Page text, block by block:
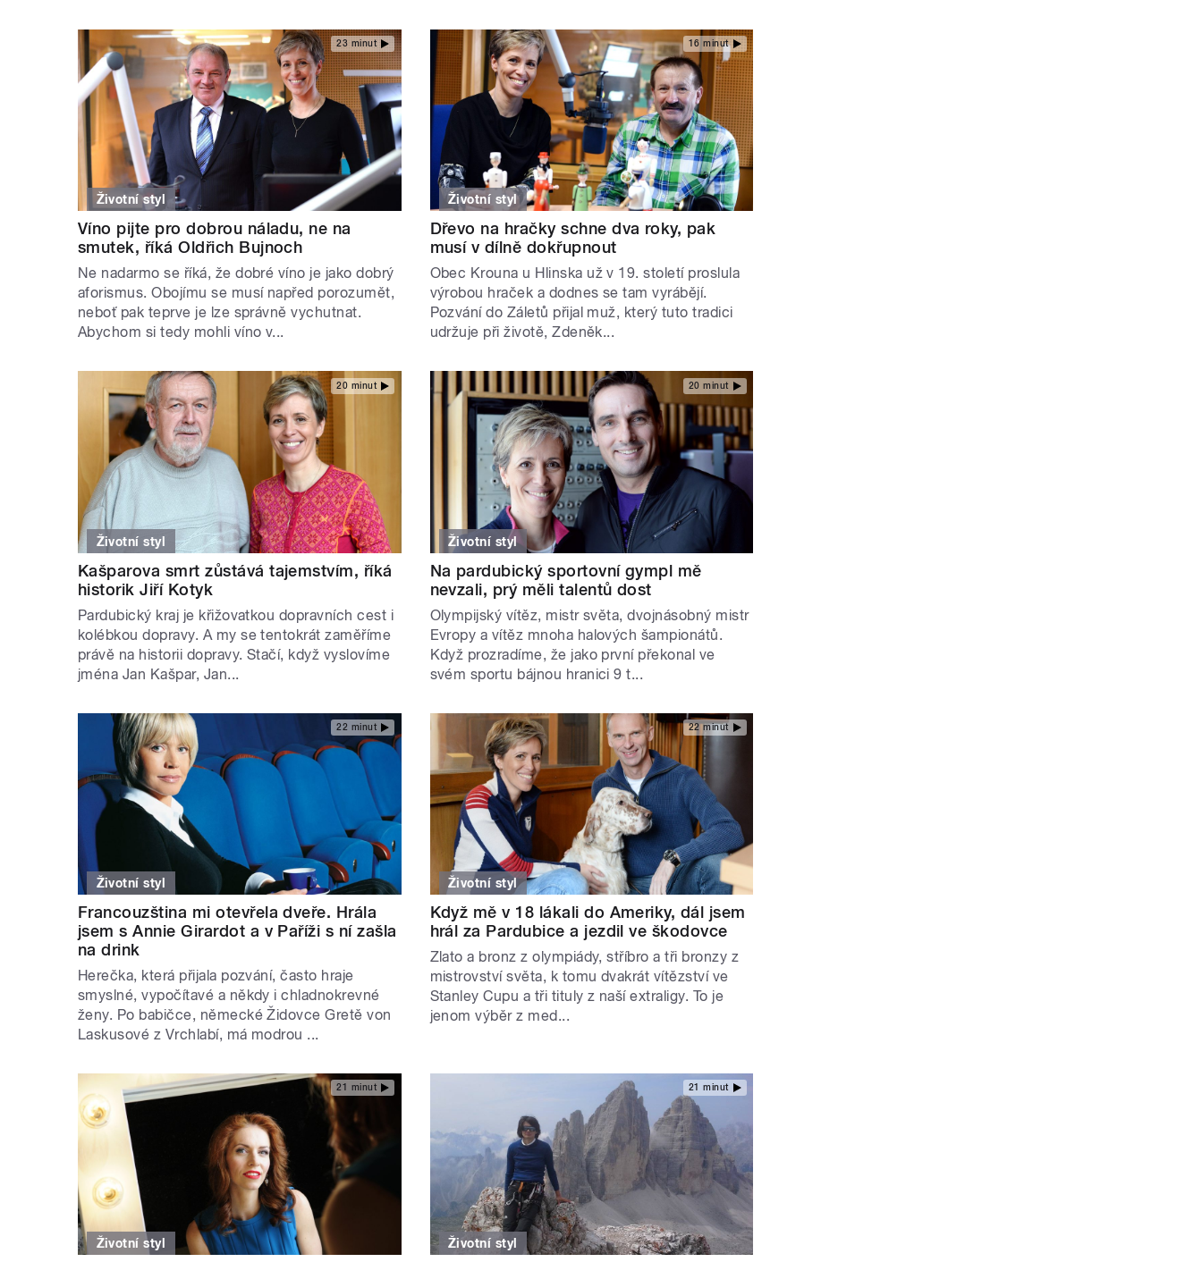
23 minut
Životní styl
Víno pijte pro dobrou náladu, ne na
smutek, říká Oldřich Bujnoch
Ne nadarmo se říká, že dobré víno je jako dobrý
aforismus. Obojímu se musí napřed porozumět,
neboť pak teprve je lze správně vychutnat.
Abychom si tedy mohli víno v...
16 minut
Životní styl
Dřevo na hračky schne dva roky, pak
musí v dílně dokřupnout
Obec Krouna u Hlinska už v 19. století proslula
výrobou hraček a dodnes se tam vyrábějí.
Pozvání do Záletů přijal muž, který tuto tradici
udržuje při životě, Zdeněk...
20 minut
Životní styl
Kašparova smrt zůstává tajemstvím, říká
historik Jiří Kotyk
Pardubický kraj je křižovatkou dopravních cest i
kolébkou dopravy. A my se tentokrát zaměříme
právě na historii dopravy. Stačí, když vyslovíme
jména Jan Kašpar, Jan...
20 minut
Životní styl
Na pardubický sportovní gympl mě
nevzali, prý měli talentů dost
Olympijský vítěz, mistr světa, dvojnásobný mistr
Evropy a vítěz mnoha halových šampionátů.
Když prozradíme, že jako první překonal ve
svém sportu bájnou hranici 9 t...
22 minut
Životní styl
Francouzština mi otevřela dveře. Hrála
jsem s Annie Girardot a v Paříži s ní zašla
na drink
Herečka, která přijala pozvání, často hraje
smyslné, vypočítavé a někdy i chladnokrevné
ženy. Po babičce, německé Židovce Gretě von
Laskusové z Vrchlabí, má modrou ...
22 minut
Životní styl
Když mě v 18 lákali do Ameriky, dál jsem
hrál za Pardubice a jezdil ve škodovce
Zlato a bronz z olympiády, stříbro a tři bronzy z
mistrovství světa, k tomu dvakrát vítězství ve
Stanley Cupu a tři tituly z naší extraligy. To je
jenom výběr z med...
21 minut
Životní styl
21 minut
Životní styl